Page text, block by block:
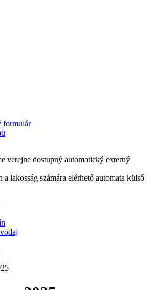
formulár
verejne dostupný automatický externý
lakosság számára elérhető automata külső